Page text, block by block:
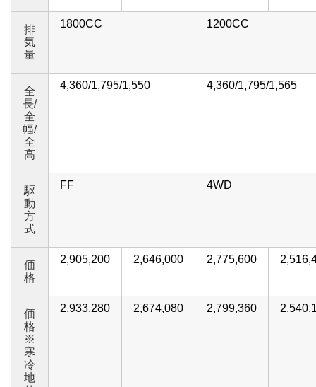
排
気
量
1800CC 1200CC
全
長/
全
幅/
全
高
4,360/1,795/1,550 4,360/1,795/1,565
駆
動
方
式
FF 4WD
価
格
2,905,200 2,646,000 2,775,600
価
格
※
寒
冷
地
2,933,280 2,674,080 2,799,360